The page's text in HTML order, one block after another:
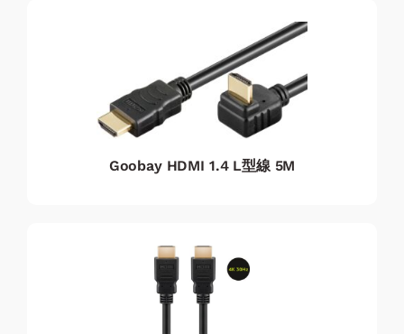
Goobay HDMI 1.4 L型線 5M